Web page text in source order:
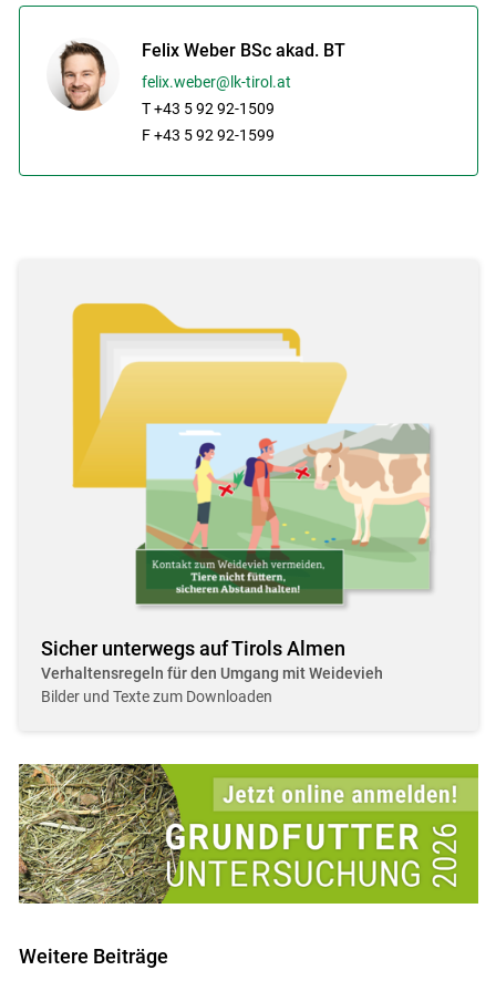
Felix Weber BSc akad. BT
felix.weber@lk-tirol.at
T +43 5 92 92-1509
F +43 5 92 92-1599
Sicher unterwegs auf Tirols Almen
Verhaltensregeln für den Umgang mit Weidevieh
Bilder und Texte zum Downloaden
Weitere Beiträge